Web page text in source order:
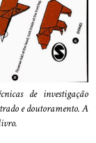
de investigação
e doutoramento. A